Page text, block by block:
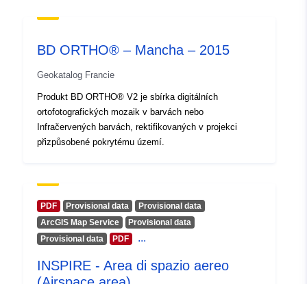
BD ORTHO® – Mancha – 2015
Geokatalog Francie
Produkt BD ORTHO® V2 je sbírka digitálních
ortofotografických mozaik v barvách nebo
Infračervených barvách, rektifikovaných v projekci
přizpůsobené pokrytému území.
PDF Provisional data
Provisional data
ArcGIS Map Service
Provisional data
Provisional data
PDF ...
INSPIRE - Area di spazio aereo